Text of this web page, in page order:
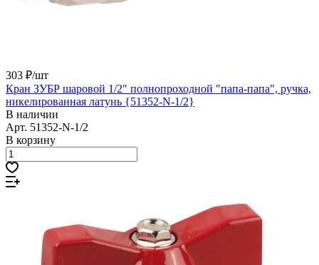
303 ₽/шт
Кран ЗУБР шаровой 1/2" полнопроходной "папа-папа", ручка,
никелированная латунь {51352-N-1/2}
В наличии
Арт. 51352-N-1/2
В корзину